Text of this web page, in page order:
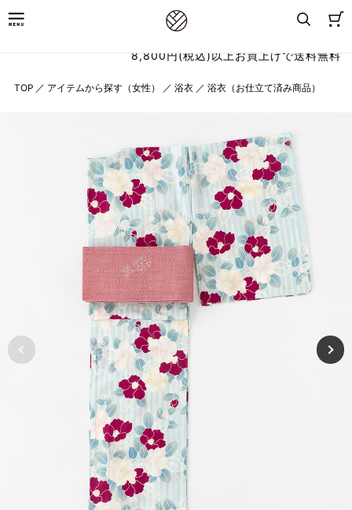
8,800円(税込)以上お買上げで送料無料
TOP ／ アイテムから探す（女性） ／ 浴衣 ／ 浴衣（お仕立て済み商品）